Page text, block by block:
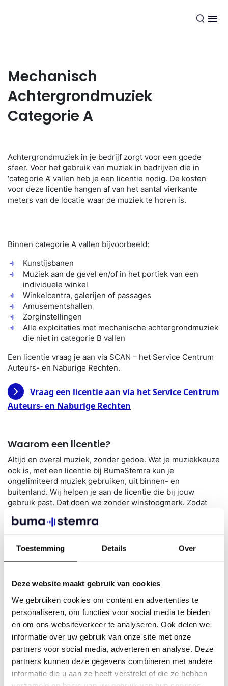
Toestemming Details Over
Deze website maakt gebruik van cookies
We gebruiken cookies om content en advertenties te
personaliseren, om functies voor social media te bieden
en om ons websiteverkeer te analyseren. Ook delen we
informatie over uw gebruik van onze site met onze
partners voor social media, adverteren en analyse. Deze
partners kunnen deze gegevens combineren met andere
informatie die u aan ze heeft verstrekt of die ze hebben
Mechanisch
Achtergrondmuziek
Categorie A
Achtergrondmuziek in je bedrijf zorgt voor een goede
sfeer. Voor het gebruik van muziek in bedrijven die in
‘categorie A’ vallen heb je een licentie nodig. De kosten
voor deze licentie hangen af van het aantal vierkante
meters van de locatie waar de muziek te horen is.
Binnen categorie A vallen bijvoorbeeld:
Kunstijsbanen
Muziek aan de gevel en/of in het portiek van een
individuele winkel
Winkelcentra, galerijen of passages
Amusementshallen
Zorginstellingen
Alle exploitaties met mechanische achtergrondmuziek
die niet in categorie B vallen
Een licentie vraag je aan via SCAN – het Service Centrum
Auteurs- en Naburige Rechten.
Vraag een licentie aan via het Service Centrum
Auteurs- en Naburige Rechten
Waarom een licentie?
Altijd en overal muziek, zonder gedoe. Wat je muziekkeuze
ook is, met een licentie bij BumaStemra kun je
ongelimiteerd muziek gebruiken, uit binnen- en
buitenland. Wij helpen je aan de licentie die bij jouw
gebruik past. Dat doen we zonder winstoogmerk. Zodat
muziekmakers een vergoeding krijgen voor hun liedjes en
zodat jij je 100% kan focussen op jouw business.
Muziek is de brandstof voor zakelijk succes. Sta je wel een
stil bij wat muziek je oplevert? Zoals sfeer, emotie en
energie. Muziek brengt je dichter bij je zakelijke dromen.
licentie bij BumaStemra is al je muziekgebruik in één keer
goed geregeld.
Goed voor muziekmakers. Goed voor jouw resultaten.
Wat kost het?
Wij gaan in deze berekening uit van het aantal vierkante